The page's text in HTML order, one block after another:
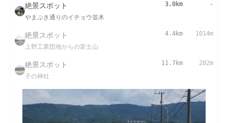
絶景スポット
やまぶき通りのイチョウ並木
3.0km -
絶景スポット
上野工業団地からの富士山
4.4km 1014m
絶景スポット
子の神社
11.7km 202m